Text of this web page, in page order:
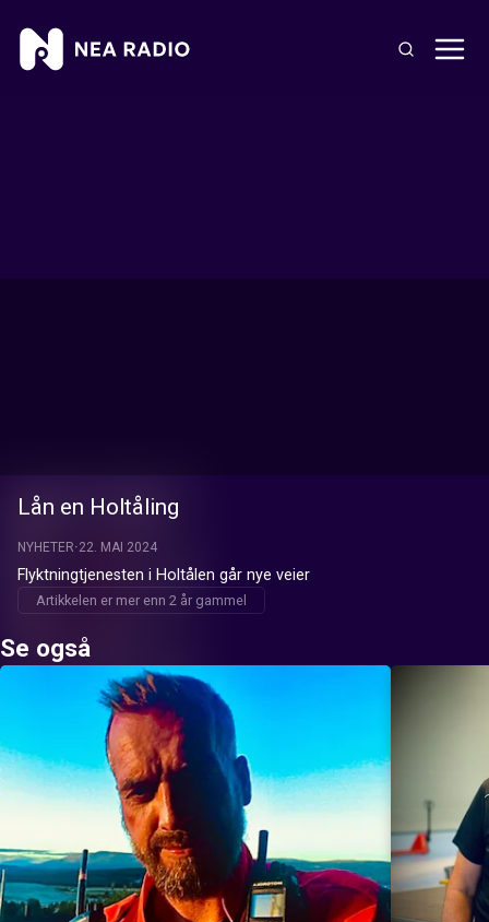
Lån en Holtåling
NYHETER 22. MAI 2024
Flyktningtjenesten i Holtålen går nye veier
Artikkelen er mer enn 2 år gammel
Se også